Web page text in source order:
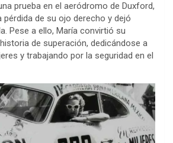
prueba en el aeródromo de Duxford,
pérdida de su ojo derecho y dejó
Pese a ello, María convirtió su
de superación, dedicándose a
y trabajando por la seguridad en el